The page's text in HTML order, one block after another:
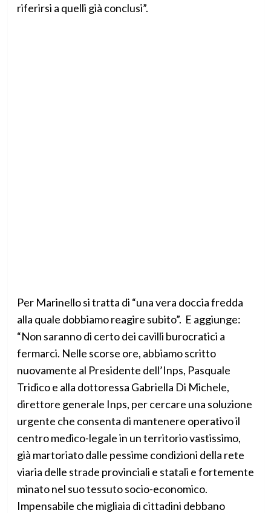
riferirsi a quelli già conclusi”.
Per Marinello si tratta di “una vera doccia fredda
alla quale dobbiamo reagire subito”. E aggiunge:
“Non saranno di certo dei cavilli burocratici a
fermarci. Nelle scorse ore, abbiamo scritto
nuovamente al Presidente dell’Inps, Pasquale
Tridico e alla dottoressa Gabriella Di Michele,
direttore generale Inps, per cercare una soluzione
urgente che consenta di mantenere operativo il
centro medico-legale in un territorio vastissimo,
già martoriato dalle pessime condizioni della rete
viaria delle strade provinciali e statali e fortemente
minato nel suo tessuto socio-economico.
Impensabile che migliaia di cittadini debbano